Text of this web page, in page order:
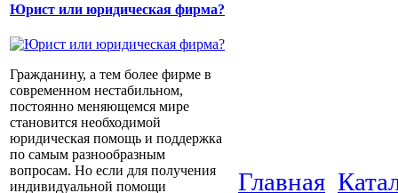
Юрист или юридическая фирма?
Гражданину, а тем более фирме в
современном нестабильном,
постоянно меняющемся мире
становится необходимой
юридическая помощь и поддержка
по самым разнообразным
вопросам. Но если для получения
индивидуальной помощи
Главная